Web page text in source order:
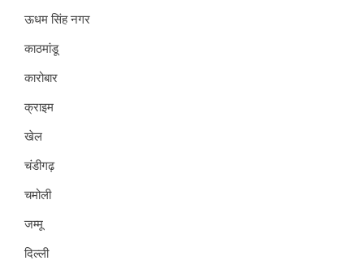
ऊधम सिंह नगर
काठमांडू
कारोबार
क्राइम
खेल
चंडीगढ़
चमोली
जम्मू
दिल्ली